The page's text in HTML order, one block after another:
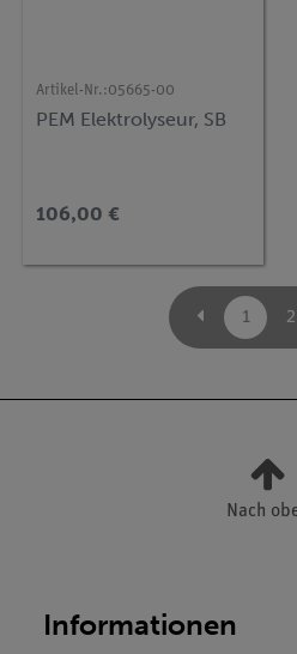
Artikel-Nr.:05665-00
PEM Elektrolyseur, SB
106,00 €
1 2
Nach
Informationen